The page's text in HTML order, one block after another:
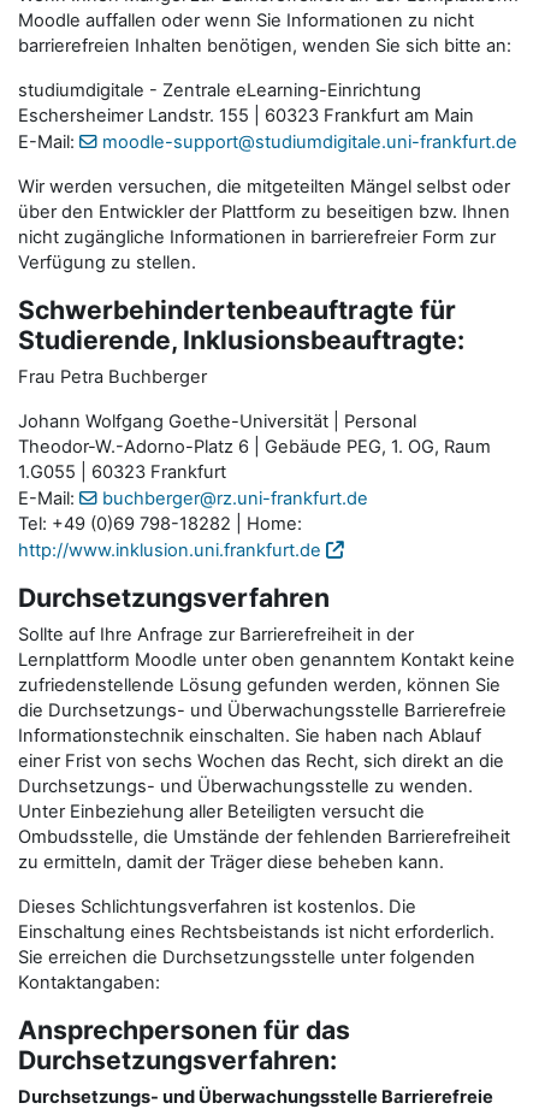
Moodle auffallen oder wenn Sie Informationen zu nicht
barrierefreien Inhalten benötigen, wenden Sie sich bitte an:
studiumdigitale - Zentrale eLearning-Einrichtung
Eschersheimer Landstr. 155 | 60323 Frankfurt am Main
E-Mail:
moodle-support@studiumdigitale.uni-frankfurt.de
Wir werden versuchen, die mitgeteilten Mängel selbst oder
über den Entwickler der Plattform zu beseitigen bzw. Ihnen
nicht zugängliche Informationen in barrierefreier Form zur
Verfügung zu stellen.
Schwerbehindertenbeauftragte für
Studierende, Inklusionsbeauftragte:
Frau Petra Buchberger
Johann Wolfgang Goethe-Universität | Personal
Theodor-W.-Adorno-Platz 6 | Gebäude PEG, 1. OG, Raum
1.G055 | 60323 Frankfurt
E-Mail:
buchberger@rz.uni-frankfurt.de
Tel: +49 (0)69 798-18282 | Home:
http://www.inklusion.uni.frankfurt.de
Durchsetzungsverfahren
Sollte auf Ihre Anfrage zur Barrierefreiheit in der
Lernplattform Moodle unter oben genanntem Kontakt keine
zufriedenstellende Lösung gefunden werden, können Sie
die Durchsetzungs- und Überwachungsstelle Barrierefreie
Informationstechnik einschalten. Sie haben nach Ablauf
einer Frist von sechs Wochen das Recht, sich direkt an die
Durchsetzungs- und Überwachungsstelle zu wenden.
Unter Einbeziehung aller Beteiligten versucht die
Ombudsstelle, die Umstände der fehlenden Barrierefreiheit
zu ermitteln, damit der Träger diese beheben kann.
Dieses Schlichtungsverfahren ist kostenlos. Die
Einschaltung eines Rechtsbeistands ist nicht erforderlich.
Sie erreichen die Durchsetzungsstelle unter folgenden
Kontaktangaben:
Ansprechpersonen für das
Durchsetzungsverfahren:
Durchsetzungs- und Überwachungsstelle Barrierefreie